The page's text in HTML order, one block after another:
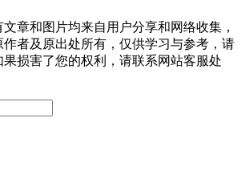
章和图片均来自用户分享和网络收集，
者及原出处所有，仅供学习与参考，请
损害了您的权利，请联系网站客服处